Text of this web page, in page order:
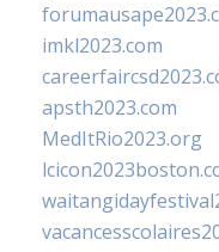
imkl2023.com
apsth2023.com
MedItRio2023.org